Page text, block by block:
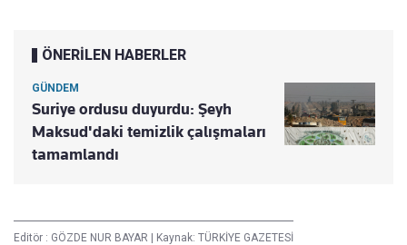
ÖNERİLEN HABERLER
GÜNDEM
Suriye ordusu duyurdu: Şeyh
Maksud'daki temizlik çalışmaları
tamamlandı
Editör : GÖZDE NUR BAYAR | Kaynak: TÜRKİYE GAZETESİ